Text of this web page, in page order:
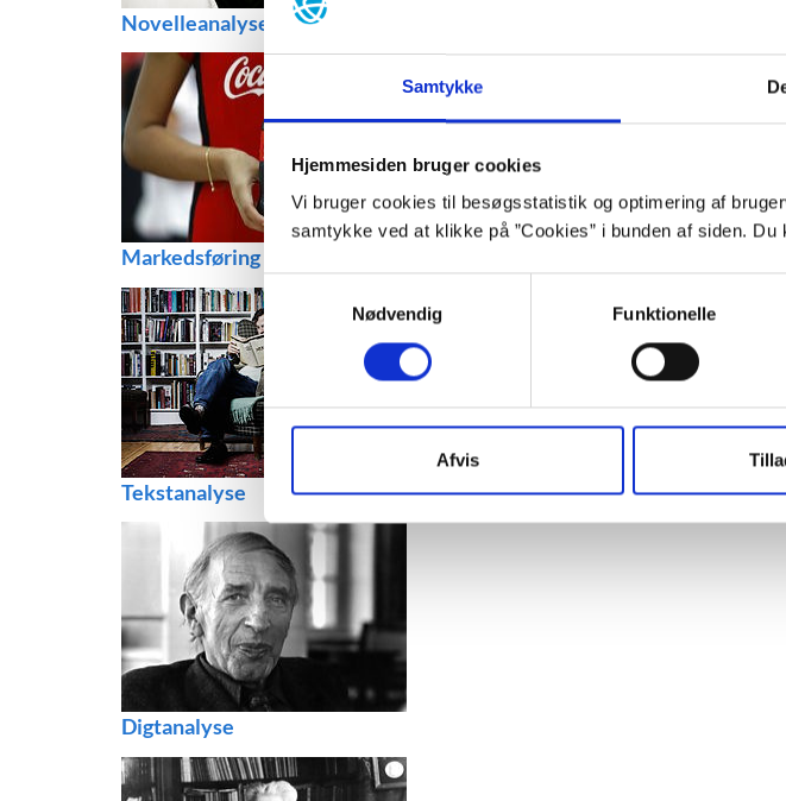
Samtykke
Hjemmesiden bruger cookies
Vi bruger cookies til besøgsstatistik og optimering af
samtykke ved at klikke på ”Cookies” i bunden af siden.
Samtykkevalg
Nødvendig
Funktionelle
Afvis
Novelleanalyse
Markedsføring
Tekstanalyse
Digtanalyse